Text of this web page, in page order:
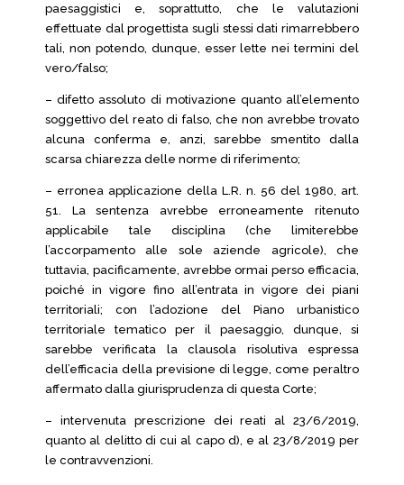
paesaggistici e, soprattutto, che le valutazioni
effettuate dal progettista sugli stessi dati rimarrebbero
tali, non potendo, dunque, esser lette nei termini del
vero/falso;
– difetto assoluto di motivazione quanto all’elemento
soggettivo del reato di falso, che non avrebbe trovato
alcuna conferma e, anzi, sarebbe smentito dalla
scarsa chiarezza delle norme di riferimento;
– erronea applicazione della L.R. n. 56 del 1980, art.
51. La sentenza avrebbe erroneamente ritenuto
applicabile tale disciplina (che limiterebbe
l’accorpamento alle sole aziende agricole), che
tuttavia, pacificamente, avrebbe ormai perso efficacia,
poiché in vigore fino all’entrata in vigore dei piani
territoriali; con l’adozione del Piano urbanistico
territoriale tematico per il paesaggio, dunque, si
sarebbe verificata la clausola risolutiva espressa
dell’efficacia della previsione di legge, come peraltro
affermato dalla giurisprudenza di questa Corte;
– intervenuta prescrizione dei reati al 23/6/2019,
quanto al delitto di cui al capo d), e al 23/8/2019 per
le contravvenzioni.